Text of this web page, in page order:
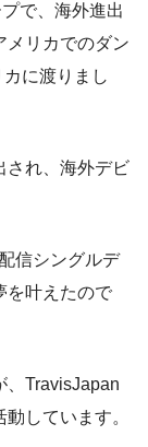
で、海外進出
メリカでのダン
に渡りまし
され、海外デビ
信シングルデ
を叶えたので
、TravisJapan
しています。